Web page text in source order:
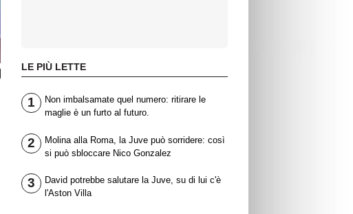
LE PIÙ LETTE
1
Non imbalsamate quel numero: ritirare le
maglie è un furto al futuro.
2
Molina alla Roma, la Juve può sorridere: così
si può sbloccare Nico Gonzalez
3
David potrebbe salutare la Juve, su di lui c'è
l'Aston Villa